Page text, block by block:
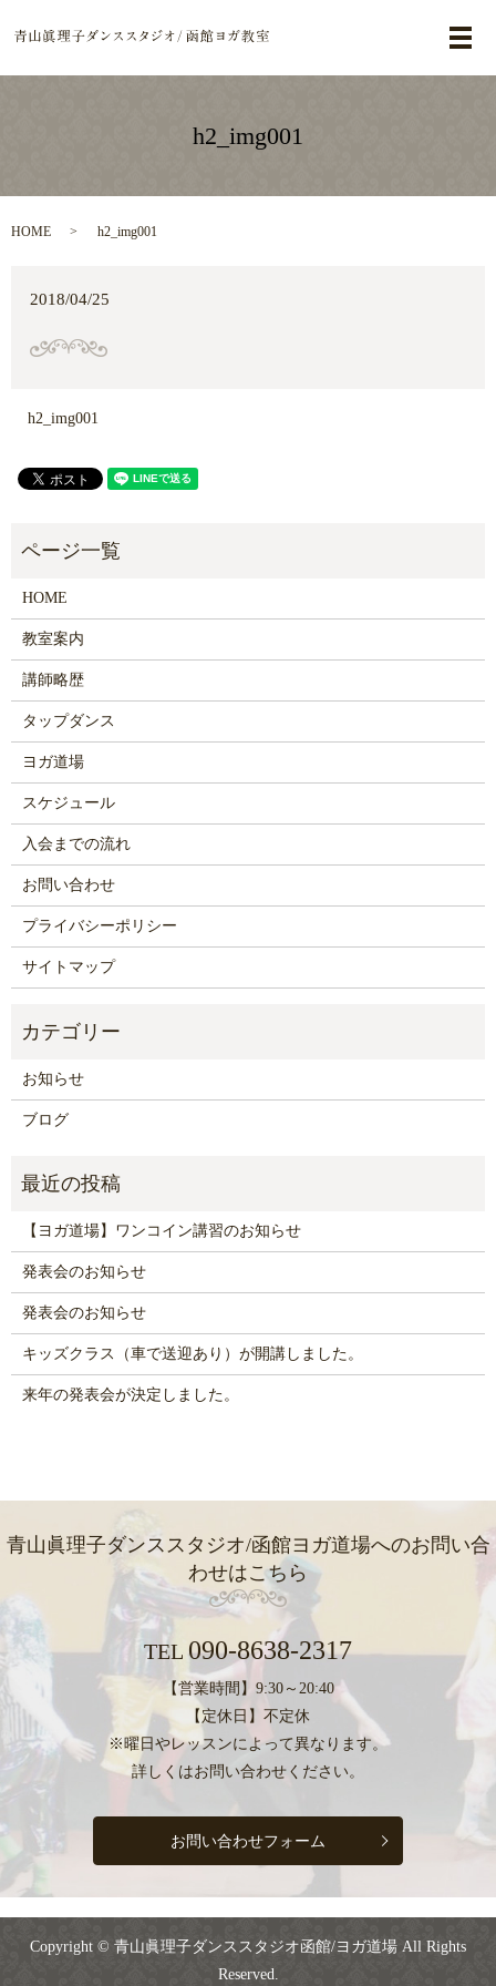
メ
h2_img001
HOME h2_img001
2018/04/25
h2_img001
HOME
教室案内
講師略歴
タップダンス
ヨガ道場
スケジュール
入会までの流れ
お問い合わせ
プライバシーポリシー
サイトマップ
お知らせ
ブログ
【ヨガ道場】ワンコイン講習のお知らせ
発表会のお知らせ
発表会のお知らせ
キッズクラス（車で送迎あり）が開講しました。
来年の発表会が決定しました。
青山眞理子ダンススタジオ/函館ヨガ道場へのお問い合
わせはこちら
TEL 090-8638-2317
【営業時間】9:30～20:40
【定休日】不定休
※曜日やレッスンによって異なります。
詳しくはお問い合わせください。
お問い合わせフォーム
Copyright © 青山眞理子ダンススタジオ函館/ヨガ道場 All Rights
Reserved.